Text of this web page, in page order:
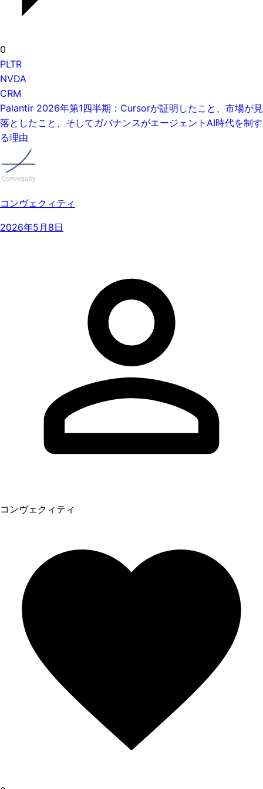
0
PLTR
NVDA
CRM
Palantir 2026年第1四半期：Cursorが証明したこと、市場が見
落としたこと、そしてガバナンスがエージェントAI時代を制す
る理由
コンヴェクィティ
2026年5月8日
コンヴェクィティ